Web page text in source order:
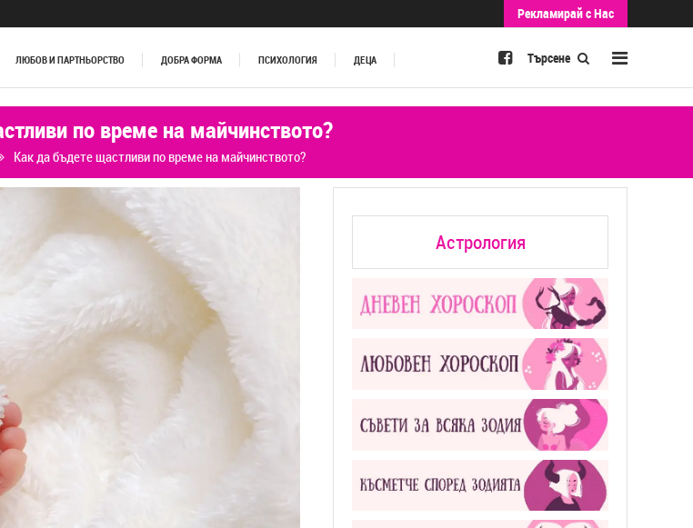
Рекламирай с Нас
ЛЮБОВ И ПАРТНЬОРСТВО ДОБРА ФОРМА ПСИХОЛОГИЯ ДЕЦА Търсене
по време на майчинството?
Как да бъдете щастливи по време на майчинството?
Астрология